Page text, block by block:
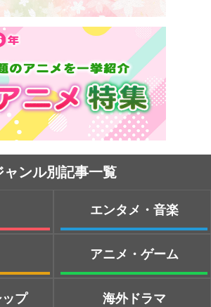
ャンル別記事一覧
プ
エンタメ・音楽
アニメ・ゲーム
海外ドラマ